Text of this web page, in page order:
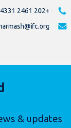
+202 2461 4331
& updates